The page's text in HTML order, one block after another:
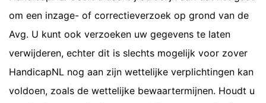
om een inzage- of correctieverzoek op grond van de
Avg. U kunt ook verzoeken uw gegevens te laten
verwijderen, echter dit is slechts mogelijk voor zover
HandicapNL nog aan zijn wettelijke verplichtingen kan
voldoen, zoals de wettelijke bewaartermijnen. Houdt u